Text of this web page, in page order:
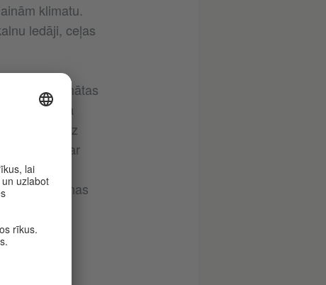
klimatu.
ledāji, ceļas
izdomātas
vai tūrisma
kā līdz
kļūt par
sasilšanas
par
sižetā.